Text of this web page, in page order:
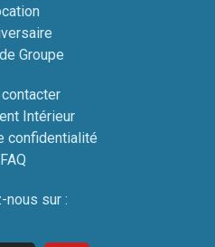
Groupe
contacter
Intérieur
confidentialité
FAQ
nous sur :